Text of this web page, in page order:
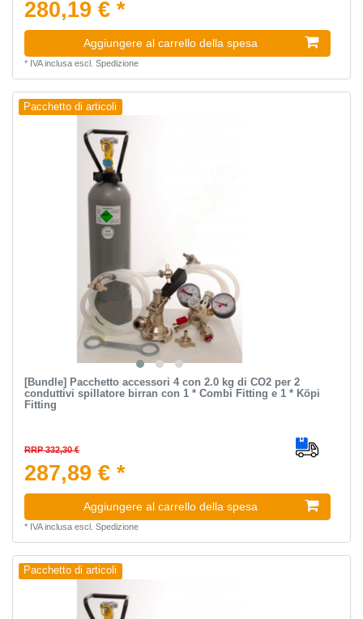
280,19 € *
Aggiungere al carrello della spesa
* IVA inclusaescl. Spedizione
Pacchetto di articoli
[Bundle] Pacchetto accessori 4 con 2.0 kg di CO2 per 2
conduttivi spillatore birran con 1 * Combi Fitting e 1 * Köpi
Fitting
RRP 332,30 €
287,89 € *
Aggiungere al carrello della spesa
* IVA inclusaescl. Spedizione
Pacchetto di articoli